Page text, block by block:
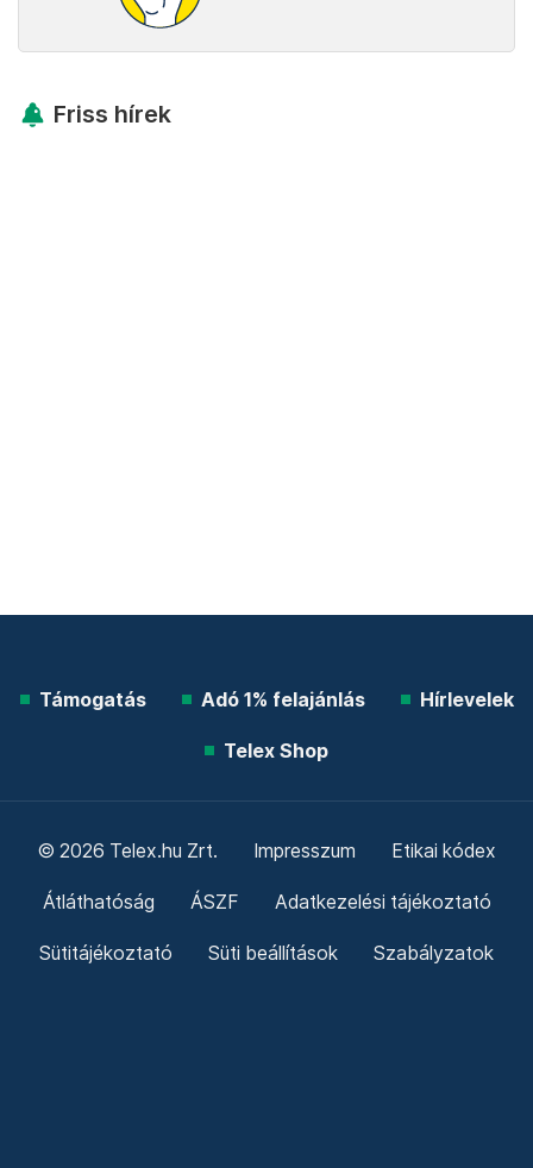
Friss hírek
Támogatás Adó 1% felajánlás Hírlevelek
Telex Shop
© 2026 Telex.hu Zrt. Impresszum Etikai kódex
Átláthatóság ÁSZF Adatkezelési tájékoztató
Sütitájékoztató Süti beállítások Szabályzatok